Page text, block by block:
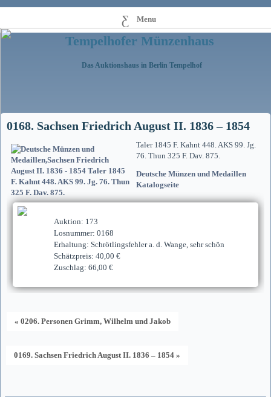
Menu
Tempelhofer Münzenhaus
Das Auktionshaus in Berlin Tempelhof
0168. Sachsen Friedrich August II. 1836 – 1854
Taler 1845 F. Kahnt 448. AKS 99. Jg.
76. Thun 325 F. Dav. 875.
Deutsche Münzen und Medaillen
Katalogseite
Auktion: 173
Losnummer: 0168
Erhaltung: Schrötlingsfehler a. d. Wange, sehr schön
Schätzpreis: 40,00 €
Zuschlag: 66,00 €
« 0206. Personen Grimm, Wilhelm und Jakob
0169. Sachsen Friedrich August II. 1836 – 1854 »